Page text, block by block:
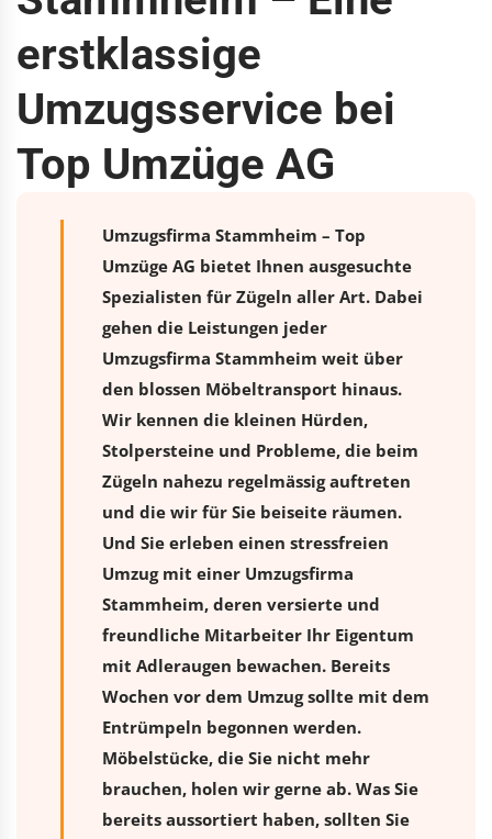
erstklassige
Umzugsservice bei
Top Umzüge AG
Umzugsfirma Stammheim – Top
Umzüge AG bietet Ihnen ausgesuchte
Spezialisten für Zügeln aller Art. Dabei
gehen die Leistungen jeder
Umzugsfirma Stammheim weit über
den blossen Möbeltransport hinaus.
Wir kennen die kleinen Hürden,
Stolpersteine und Probleme, die beim
Zügeln nahezu regelmässig auftreten
und die wir für Sie beiseite räumen.
Und Sie erleben einen stressfreien
Umzugmit einer Umzugsfirma
Stammheim, deren versierte und
freundliche Mitarbeiter Ihr Eigentum
mit Adleraugen bewachen. Bereits
Wochen vor dem Umzug sollte mit dem
Entrümpeln begonnen werden.
Möbelstücke, die Sie nicht mehr
brauchen, holen wir gerne ab. Was Sie
bereits aussortiert haben, sollten Sie